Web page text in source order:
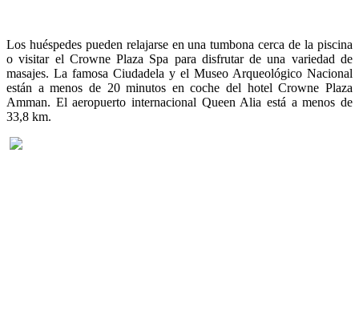
Los huéspedes pueden relajarse en una tumbona cerca de la piscina
o visitar el Crowne Plaza Spa para disfrutar de una variedad de
masajes. La famosa Ciudadela y el Museo Arqueológico Nacional
están a menos de 20 minutos en coche del hotel Crowne Plaza
Amman. El aeropuerto internacional Queen Alia está a menos de
33,8 km.